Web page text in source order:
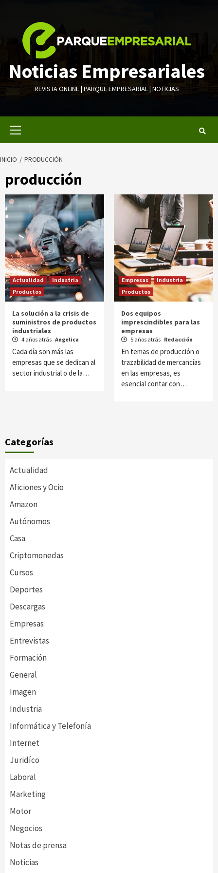
contenido
Noticias Empresariales
REVISTA ONLINE | PARQUE EMPRESARIAL | NOTICIAS
INICIO PRODUCCIÓN
producción
Actualidad
Industria
Productos
La solución a la crisis de
suministros de productos
industriales
4 años atrás Angelica
Cada día son más las
empresas que se dedican al
sector industrial o de la…
Empresas
Industria
Productos
Dos equipos
imprescindibles para las
empresas
5 años atrás Redacción
En temas de producción o
trazabilidad de mercancías
en las empresas, es
esencial contar con…
Categorías
Actualidad
Aficiones y Ocio
Amazon
Autónomos
Casa
Criptomonedas
Cursos
Deportes
Descargas
Empresas
Entrevistas
Formación
General
Imagen
Industria
Informática y Telefonía
Internet
Juridíco
Laboral
Marketing
Motor
Negocios
Notas de prensa
Noticias